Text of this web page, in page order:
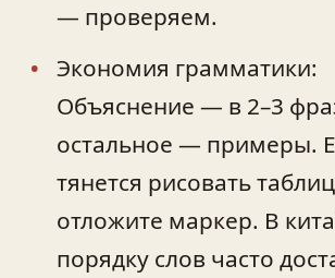
— проверяем.
Экономия грамматики:
Объяснение — в 2–3
остальное — примеры.
тянется рисовать
отложите маркер. В
порядку слов часто